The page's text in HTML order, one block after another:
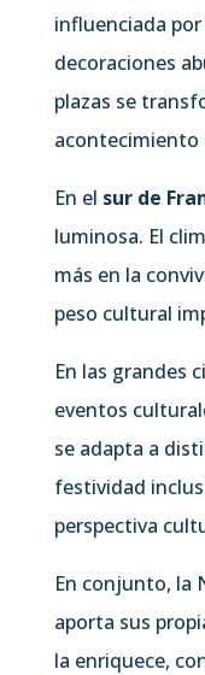
influenciada
decoraciones
plazas se
acontecimiento
En el sur de
luminosa. El
más en la
peso cultural
En las grandes
eventos
se adapta a
festividad
perspectiva
En conjunto, la
aporta sus
la enriquece,